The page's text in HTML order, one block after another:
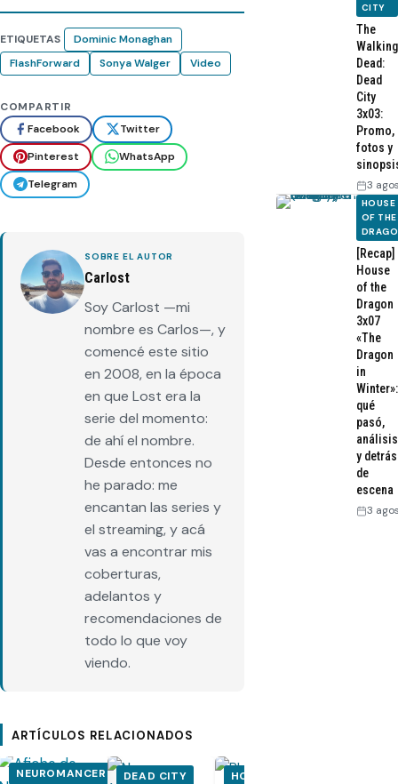
ETIQUETAS
Dominic Monaghan
FlashForward
Sonya Walger Video
COMPARTIR
Facebook
Twitter
Pinterest
WhatsApp
Telegram
SOBRE EL AUTOR
Carlost
Soy Carlost —mi
nombre es Carlos—, y
comencé este sitio
en 2008, en la época
en que Lost era la
serie del momento:
de ahí el nombre.
Desde entonces no
he parado: me
encantan las series y
el streaming, y acá
vas a encontrar mis
coberturas,
adelantos y
recomendaciones de
todo lo que voy
viendo.
ARTÍCULOS RELACIONADOS
NEUROMANCER DEAD CITY
HOUSE OF
CITY
The
Walking
Dead:
Dead
City
3x03:
Promo,
fotos y
3
HOUSE
OF THE
[Recap]
House
of the
Dragon
3x07
«The
Dragon
in
Winter»:
qué
pasó,
análisis
y detrás
de
escena
3